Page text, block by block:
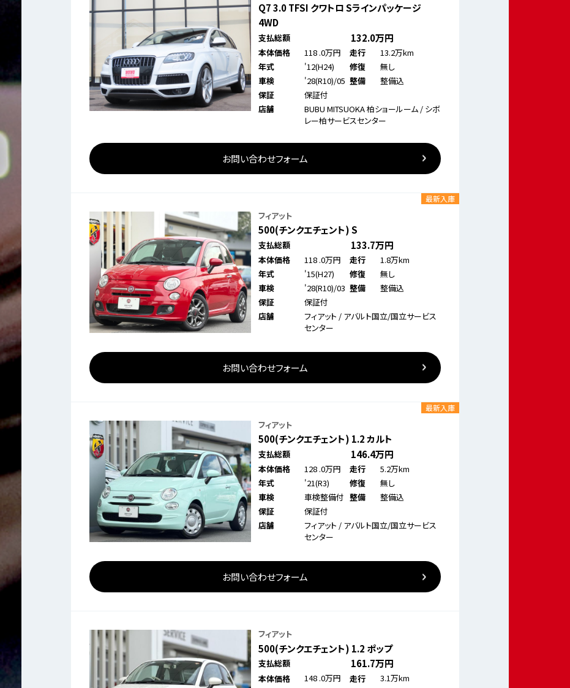
Q7 3.0 TFSI クワトロ Sラインパッケージ
4WD
支払総額 132.0万円
本体価格 118.0万円 走行
13.2万km
年式
'12(H24) 修復
無し
車検
'28(R10)/05 整備
整備込
保証
保証付
店舗
BUBU MITSUOKA 柏ショールーム / シボ
レー柏サービスセンター
お問い合わせフォーム
フィアット
500(チンクエチェント) S
支払総額 133.7万円
本体価格 118.0万円 走行
1.8万km
年式
'15(H27) 修復
無し
車検
'28(R10)/03 整備
整備込
保証
保証付
店舗
フィアット / アバルト国立/国立サービス
センター
最新入庫
お問い合わせフォーム
フィアット
500(チンクエチェント) 1.2 カルト
支払総額 146.4万円
本体価格 128.0万円 走行
5.2万km
年式
'21(R3) 修復
無し
車検
車検整備付 整備
整備込
保証
保証付
店舗
フィアット / アバルト国立/国立サービス
センター
最新入庫
お問い合わせフォーム
フィアット
500(チンクエチェント) 1.2 ポップ
支払総額 161.7万円
本体価格 148.0万円 走行
3.1万km